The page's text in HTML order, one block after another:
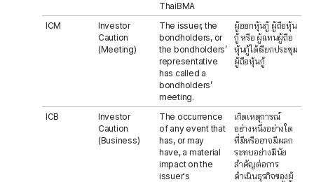
ThaiBMA
ICM
Investor
Caution
(Meeting)
The issuer, the
bondholders, or
the bondholders’
representative
has called a
bondholders’
meeting.
ผู้ออกหุ้นกู้ ผู้ถือหุ้น
กู้ หรือ ผู้แทนผู้ถือ
หุ้นกู้ได้เรียกประชุม
ผู้ถือหุ้นกู้
ICB
Investor
Caution
(Business)
The occurrence
of any event that
has, or may
have, a material
impact on the
issuer's
เกิดเหตุการณ์
อย่างหนึ่งอย่างใด
ที่มีหรืออาจมีผลก
ระทบอย่างมีนัย
สำคัญต่อการ
ดำเนินธุรกิจของผู้